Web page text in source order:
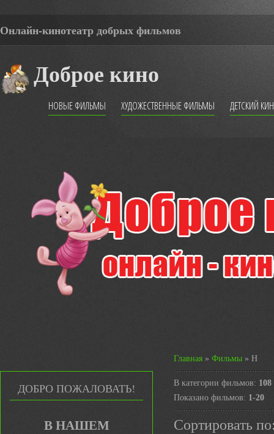
Онлайн-кинотеатр добрых фильмов
Доброе кино
НОВЫЕ ФИЛЬМЫ ХУДОЖЕСТВЕННЫЕ ФИЛЬМЫ ДЕТСКИЙ
ДОБРО ПОЖАЛОВАТЬ!
В НАШЕМ
Главная » Фильмы » Н
В категории фильмов: 108
Показано фильмов: 1-20
Сортировать по